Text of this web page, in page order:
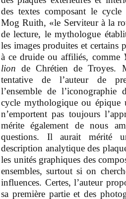
des textes composant le
Mog Ruith, «le Serviteur à la
de lecture, le mythologue
les images produites et certains
à ce druide ou affiliés, comme
lionde Chrétien de Troyes.
tentative de l’auteur de
l’ensemble de
cycle mythologique ou épique
n’emportent pas toujours
mérite également de nous
questions. Il aurait mérité
description analytique des
les unités graphiques des
ensembles, surtout si on
influences. Certes, l’auteur
sa première partie et des